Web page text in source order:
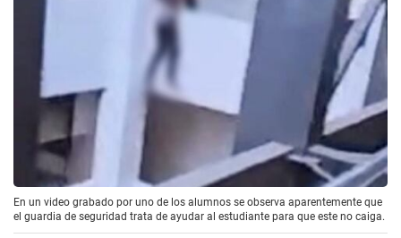
En un video grabado por uno de los alumnos se observa aparentemente que
el guardia de seguridad trata de ayudar al estudiante para que este no caiga.